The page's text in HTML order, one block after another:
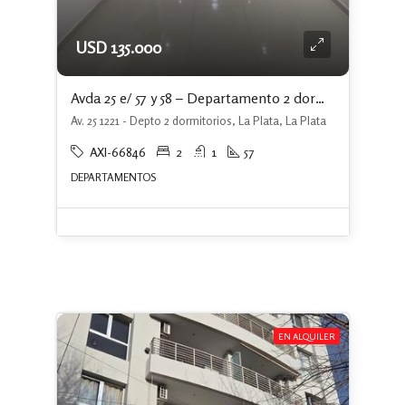
USD 135.000
Avda 25 e/ 57 y 58 – Departamento 2 dormitorios c/ cochera
Av. 25 1221 - Depto 2 dormitorios, La Plata, La Plata
AXI-66846 2 1 57
DEPARTAMENTOS
EN ALQUILER